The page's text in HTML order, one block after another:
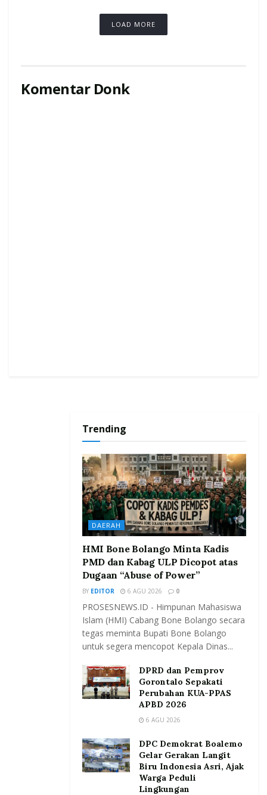
LOAD MORE
Komentar Donk
Trending
DAERAH
HMI Bone Bolango Minta Kadis
PMD dan Kabag ULP Dicopot atas
Dugaan “Abuse of Power”
BY EDITOR 6 AGU 2026 0
PROSESNEWS.ID - Himpunan Mahasiswa
Islam (HMI) Cabang Bone Bolango secara
tegas meminta Bupati Bone Bolango
untuk segera mencopot Kepala Dinas...
DPRD dan Pemprov
Gorontalo Sepakati
Perubahan KUA-PPAS
APBD 2026
6 AGU 2026
DPC Demokrat Boalemo
Gelar Gerakan Langit
Biru Indonesia Asri, Ajak
Warga Peduli
Lingkungan